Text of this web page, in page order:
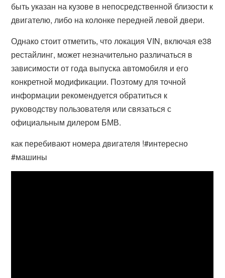
быть указан на кузове в непосредственной близости к
двигателю, либо на колонке передней левой двери.
Однако стоит отметить, что локация VIN, включая е38
рестайлинг, может незначительно различаться в
зависимости от года выпуска автомобиля и его
конкретной модификации. Поэтому для точной
информации рекомендуется обратиться к
руководству пользователя или связаться с
официальным дилером БМВ.
как перебивают номера двигателя !#интересно
#машины